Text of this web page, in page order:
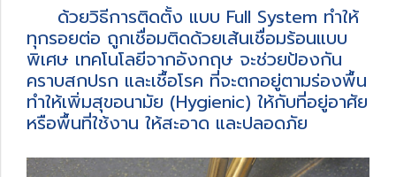
ด้วยวิธีการติดตั้ง แบบ Full System ทำให้
ทุกรอยต่อ ถูกเชื่อมติดด้วยเส้นเชื่อมร้อนแบบ
พิเศษ เทคโนโลยีจากอังกฤษ จะช่วยป้องกัน
คราบสกปรก และเชื้อโรค ที่จะตกอยู่ตามร่องพื้น
ทำให้เพิ่มสุขอนามัย (Hygienic) ให้กับที่อยู่อาศัย
หรือพื้นที่ใช้งาน ให้สะอาด และปลอดภัย